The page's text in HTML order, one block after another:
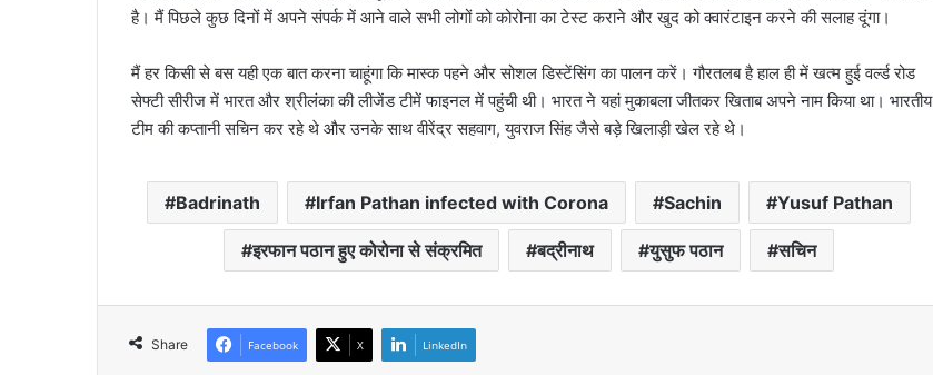
है। मैं पिछले कुछ दिनों में अपने संपर्क में आने वाले सभी लोगों को कोरोना का टेस्ट कराने और खुद को क्वारंटाइन करने की सलाह दूंगा।
मैं हर किसी से बस यही एक बात करना चाहूंगा कि मास्क पहने और सोशल डिस्टेंसिंग का पालन करें। गौरतलब है हाल ही में खत्म हुई वर्ल्ड रोड
सेफ्टी सीरीज में भारत और श्रीलंका की लीजेंड टीमें फाइनल में पहुंची थी। भारत ने यहां मुकाबला जीतकर खिताब अपने नाम किया था। भारतीय
टीम की कप्तानी सचिन कर रहे थे और उनके साथ वीरेंद्र सहवाग, युवराज सिंह जैसे बड़े खिलाड़ी खेल रहे थे।
Badrinath Irfan Pathan infected with Corona Sachin Yusuf Pathan
इरफान पठान हुए कोरोना से संक्रमित बद्रीनाथ युसुफ पठान सचिन
Share Facebook X LinkedIn